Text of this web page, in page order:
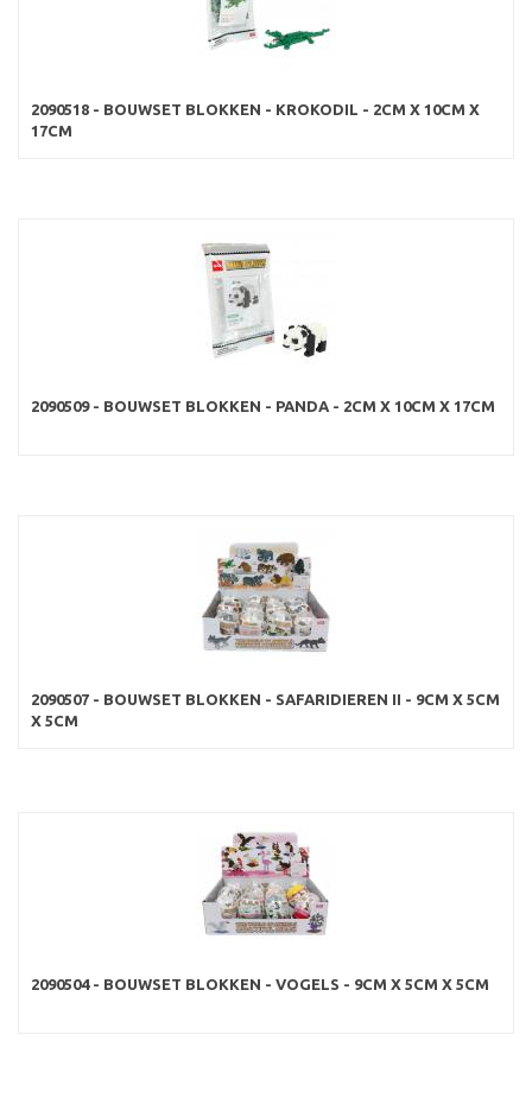
2090518 - BOUWSET BLOKKEN - KROKODIL - 2CM X 10CM X
17CM
2090509 - BOUWSET BLOKKEN - PANDA - 2CM X 10CM X 17CM
2090507 - BOUWSET BLOKKEN - SAFARIDIEREN II - 9CM X 5CM
X 5CM
2090504 - BOUWSET BLOKKEN - VOGELS - 9CM X 5CM X 5CM